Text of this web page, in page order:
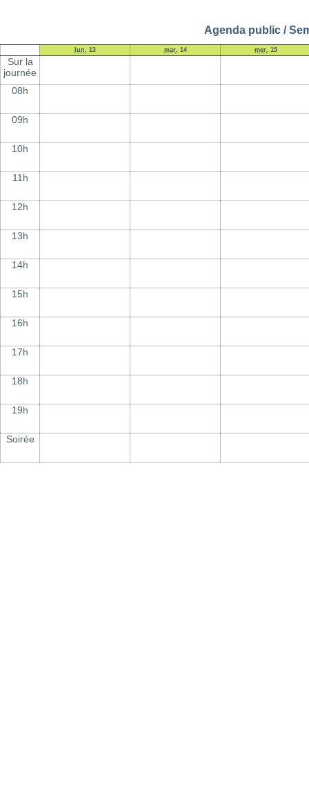
Agenda public /
lun. 13 mar. 14 mer. 15
Sur la
journée
08h
09h
10h
11h
12h
13h
14h
15h
16h
17h
18h
19h
Soirée